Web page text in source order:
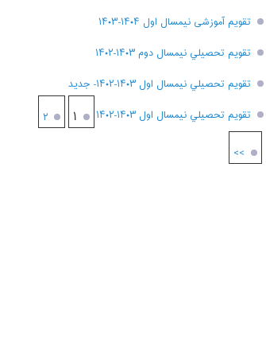
تقویم آموزشی نیمسال اول ۱۴۰۴-۱۴۰۳
تقويم تحصيلي نيمسال دوم ۱۴۰۳-۱۴۰۲
تقويم تحصيلي نيمسال اول ۱۴۰۳-۱۴۰۲- جديد
تقويم تحصيلي نيمسال اول ۱۴۰۳-۱۴۰۲
۱ ۲
>>